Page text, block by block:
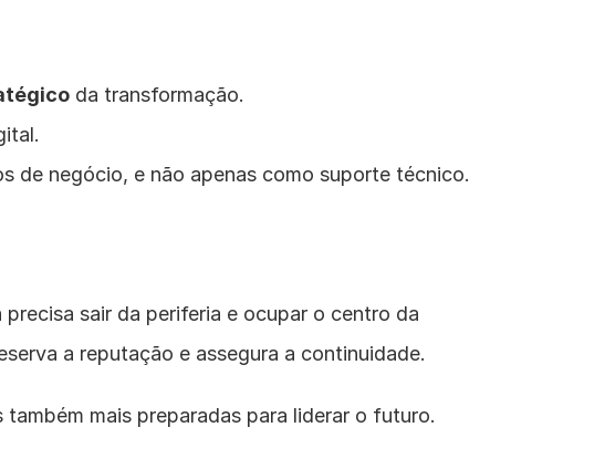
da transformação.
de negócio, e não apenas como suporte técnico.
precisa sair da periferia e ocupar o centro da
a reputação e assegura a continuidade.
mais preparadas para liderar o futuro.